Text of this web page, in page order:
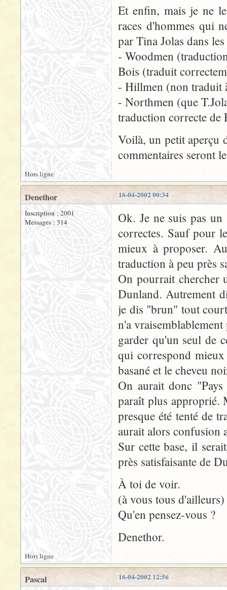
Et enfin, mais je ne
races d'hommes qui
par Tina Jolas dans
- Woodmen
Bois (traduit
- Hillmen (non traduit
- Northmen (que
traduction correcte de
Voilà, un petit aperçu
commentaires seront
Hors ligne
16-04-2002 00:34
Denethor
Inscription : 2001
Messages : 314
Ok. Je ne suis pas un
correctes. Sauf pour
mieux à proposer.
traduction à peu près
On pourrait chercher
Dunland. Autrement
je dis "brun" tout
n'a
garder qu'un seul de
qui correspond
basané et le cheveu
On aurait donc
paraît plus approprié.
presque été tenté de
aurait alors confusion
Sur cette base, il
près satisfaisante de
À toi de voir.
(à vous tous d'ailleurs)
Qu'en pensez-vous ?
Denethor.
Hors ligne
16-04-2002 12:56
Pascal